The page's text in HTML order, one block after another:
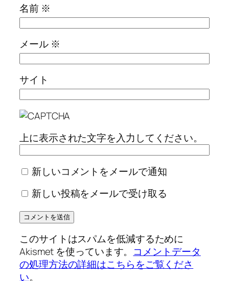
名前 ※
メール ※
サイト
上に表示された文字を入力してください。
新しいコメントをメールで通知
新しい投稿をメールで受け取る
このサイトはスパムを低減するために
Akismet を使っています。 コメントデータ
の処理方法の詳細はこちらをご覧くださ
い。